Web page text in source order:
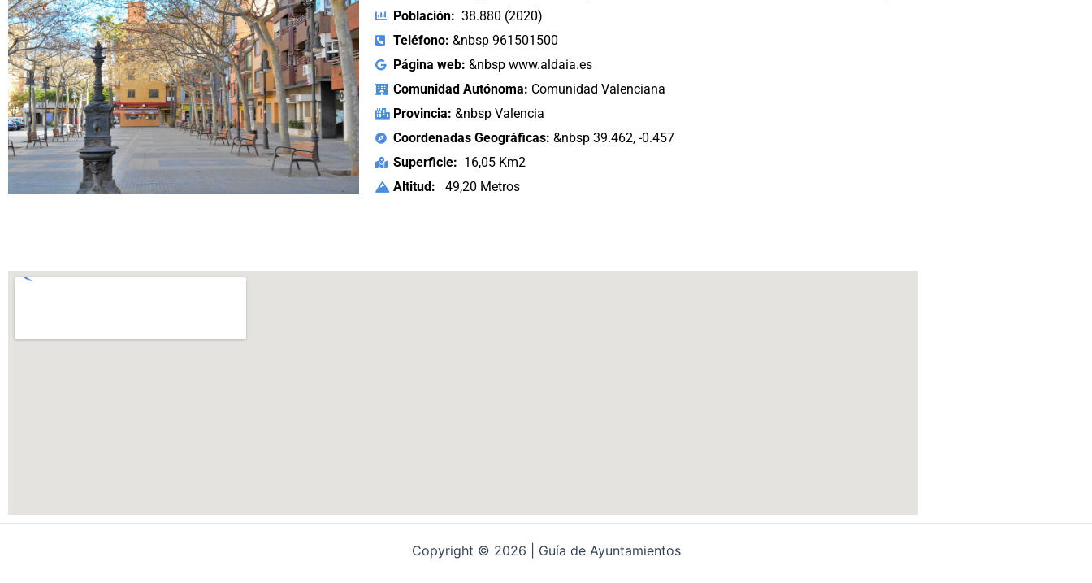
Población: 38.880 (2020)
Teléfono: &nbsp 961501500
Página web: &nbsp www.aldaia.es
Comunidad Autónoma: Comunidad Valenciana
Provincia: &nbsp Valencia
Coordenadas Geográficas: &nbsp 39.462, -0.457
Superficie: 16,05 Km2
Altitud: 49,20 Metros
Copyright © 2026 | Guía de Ayuntamientos